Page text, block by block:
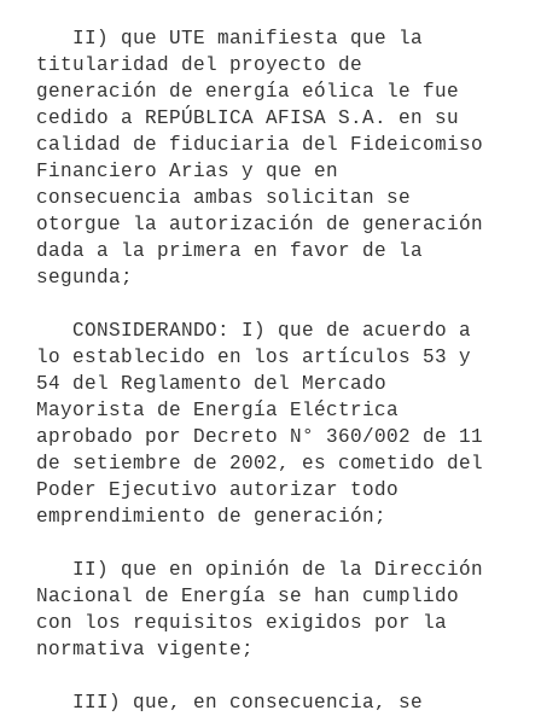
titularidad del proyecto de
generación de energía eólica le fue
cedido a REPÚBLICA AFISA S.A. en su
calidad de fiduciaria del Fideicomiso
Financiero Arias y que en
consecuencia ambas solicitan se
otorgue la autorización de generación
dada a la primera en favor de la
segunda;
lo establecido en los artículos 53 y
54 del Reglamento del Mercado
Mayorista de Energía Eléctrica
aprobado por Decreto N° 360/002 de 11
de setiembre de 2002, es cometido del
Poder Ejecutivo autorizar todo
emprendimiento de generación;
Nacional de Energía se han cumplido
con los requisitos exigidos por la
normativa vigente;